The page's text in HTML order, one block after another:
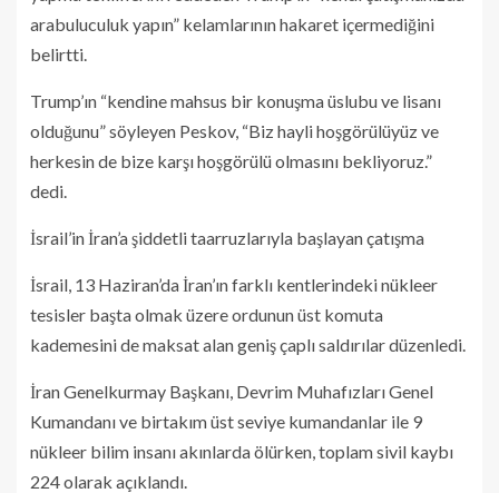
arabuluculuk yapın” kelamlarının hakaret içermediğini
belirtti.
Trump’ın “kendine mahsus bir konuşma üslubu ve lisanı
olduğunu” söyleyen Peskov, “Biz hayli hoşgörülüyüz ve
herkesin de bize karşı hoşgörülü olmasını bekliyoruz.”
dedi.
İsrail’in İran’a şiddetli taarruzlarıyla başlayan çatışma
İsrail, 13 Haziran’da İran’ın farklı kentlerindeki nükleer
tesisler başta olmak üzere ordunun üst komuta
kademesini de maksat alan geniş çaplı saldırılar düzenledi.
İran Genelkurmay Başkanı, Devrim Muhafızları Genel
Kumandanı ve birtakım üst seviye kumandanlar ile 9
nükleer bilim insanı akınlarda ölürken, toplam sivil kaybı
224 olarak açıklandı.